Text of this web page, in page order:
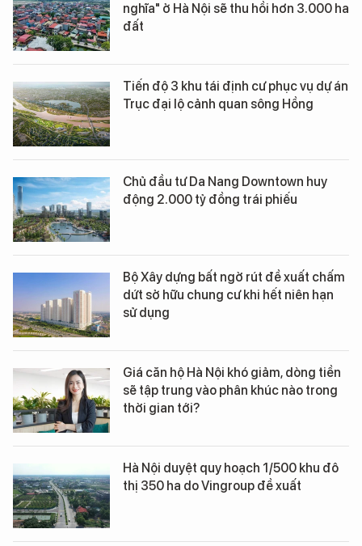
nghĩa" ở Hà Nội sẽ thu hồi hơn 3.000 ha
đất
Tiến độ 3 khu tái định cư phục vụ dự án
Trục đại lộ cảnh quan sông Hồng
Chủ đầu tư Da Nang Downtown huy
động 2.000 tỷ đồng trái phiếu
Bộ Xây dựng bất ngờ rút đề xuất chấm
dứt sở hữu chung cư khi hết niên hạn
sử dụng
Giá căn hộ Hà Nội khó giảm, dòng tiền
sẽ tập trung vào phân khúc nào trong
thời gian tới?
Hà Nội duyệt quy hoạch 1/500 khu đô
thị 350 ha do Vingroup đề xuất